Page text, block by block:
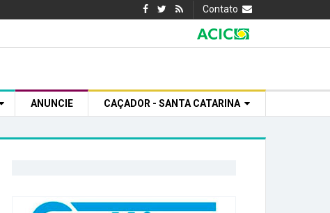
Contato
ANUNCIE CAÇADOR - SANTA CATARINA